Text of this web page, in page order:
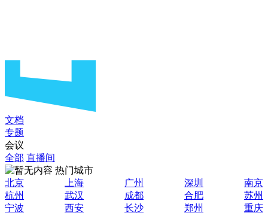
文档
专题
会议
全部 直播间
热门城市
北京
上海 广州 深圳
南京
杭州
武汉 成都 合肥
苏州
宁波
西安 长沙 郑州
重庆